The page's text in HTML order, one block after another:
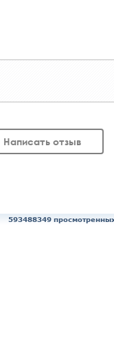
Написать отзыв
593488349